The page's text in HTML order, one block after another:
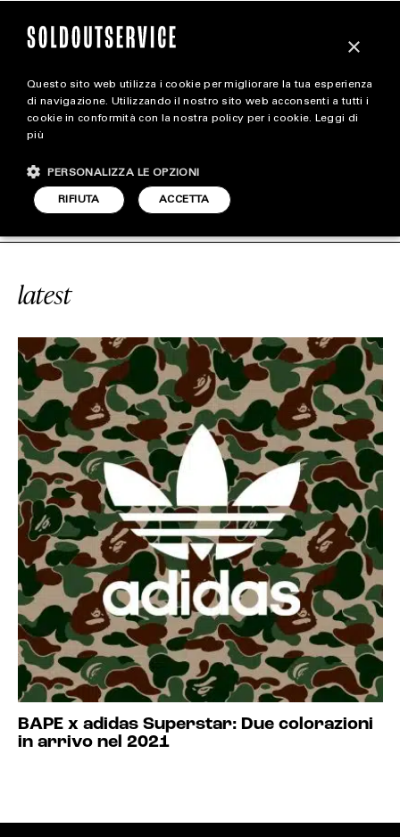
magazine
STYLE
FOOTWEAR
SUPERSTAR X BAPE
latest
BAPE x adidas Superstar: Due colorazioni
in arrivo nel 2021
×
Questo sito web utilizza i cookie per migliorare la tua esperienza
di navigazione. Utilizzando il nostro sito web acconsenti a tutti i
cookie in conformità con la nostra policy per i cookie. Leggi di
più
ACCETTA
RIFIUTA
PERSONALIZZA LE OPZIONI